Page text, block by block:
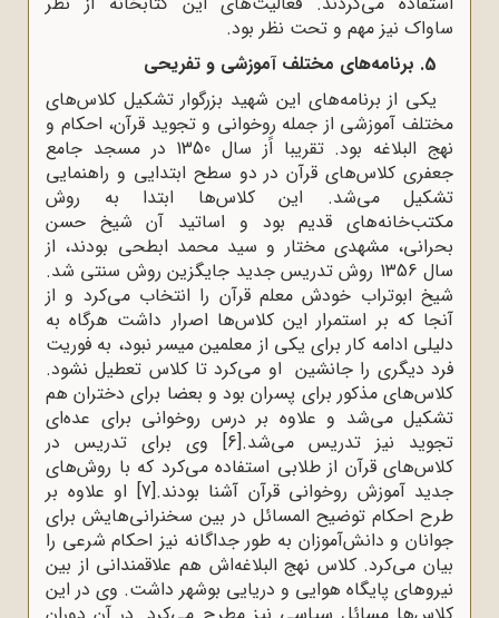
ساواک نیز مهم و تحت نظر بود.
5. برنامه‌های مختلف آموزشی و تفریحی
یکی از برنامه‌های این شهید بزرگوار تشکیل کلاس‌های
مختلف آموزشی از جمله روخوانی و تجوید قرآن، احکام و
نهج البلاغه بود. تقریبا اًز سال 1350 در مسجد جامع
جعفری کلاس‌های قرآن در دو سطح ابتدایی و راهنمایی
تشکیل می‌شد. این کلاس‌ها ابتدا به روش
مکتب‌خانه‌های قدیم بود و اساتید آن شیخ حسن
بحرانی، مشهدی مختار و سید محمد ابطحی بودند، از
سال 1356 روش تدریس جدید جایگزین روش سنتی شد.
شیخ ابوتراب خودش معلم قرآن را انتخاب می‌کرد و از
آنجا که بر استمرار این کلاس‌ها اصرار داشت هرگاه به
دلیلی ادامه کار برای یکی از معلمین میسر نبود، به فوریت
فرد دیگری را جانشین او می‌کرد تا کلاس تعطیل نشود.
کلاس‌های مذکور برای پسران بود و بعضا برای دختران هم
تشکیل می‌شد و علاوه بر درس روخوانی برای عده‌ای
تجوید نیز تدریس می‌شد.[6] وی برای تدریس در
کلاس‌های قرآن از طلابی استفاده می‌کرد که با روش‌های
جدید آموزش روخوانی قرآن آشنا بودند.[7] او علاوه بر
طرح احکام توضیح المسائل در بین سخنرانی‌هایش برای
جوانان و دانش‌آموزان به طور جداگانه نیز احکام شرعی را
بیان می‌کرد. کلاس نهج البلاغه‌اش هم علاقمندانی از بین
نیروهای پایگاه هوایی و دریایی بوشهر داشت. وی در این